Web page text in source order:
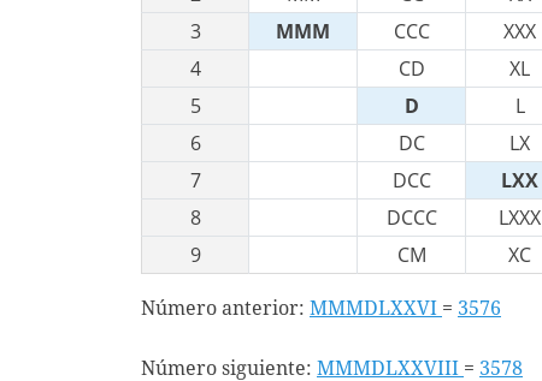
3
MMM CCC XXX
4
CD XL
5
D L
6
DC LX
7
DCC LXX
8
DCCC LXXX
9
CM XC
Número anterior: MMMDLXXVI = 3576
Número siguiente: MMMDLXXVIII = 3578